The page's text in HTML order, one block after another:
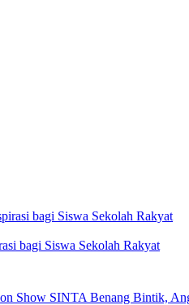
bagi Siswa Sekolah Rakyat
Show SINTA Benang Bintik,